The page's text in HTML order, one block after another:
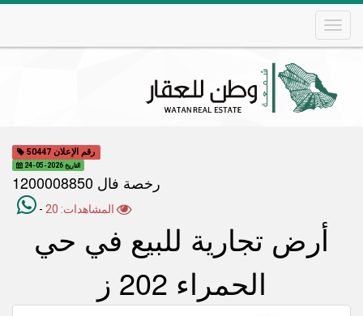
Skip
رقم الإعلان 50447
التاريخ 2026-05-24
رخصة فال 1200008850
-
أرض تجارية للبيع في حي
الحمراء 202 ز